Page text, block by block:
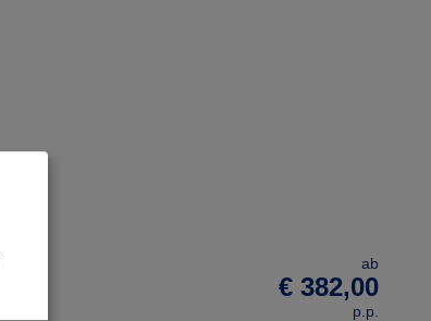
ab
€ 382,00
p.p.